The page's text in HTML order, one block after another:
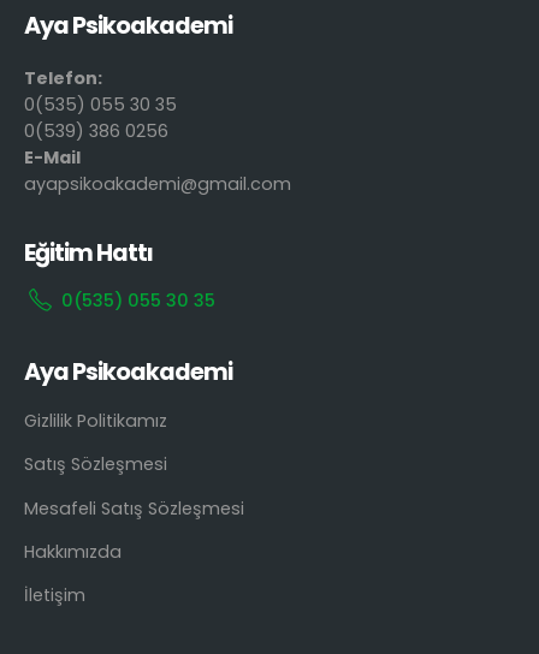
Aya Psikoakademi
Telefon:
0(535) 055 30 35
0(539) 386 0256
E-Mail
ayapsikoakademi@gmail.com
Eğitim Hattı
0(535) 055 30 35
Aya Psikoakademi
Gizlilik Politikamız
Satış Sözleşmesi
Mesafeli Satış Sözleşmesi
Hakkımızda
İletişim